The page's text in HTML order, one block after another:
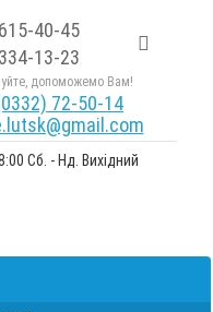
40-45
13-23
допоможемо Вам!
72-50-14
Сб. - Нд. Вихідний